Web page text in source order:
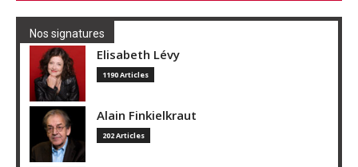
Nos signatures
Elisabeth Lévy
1190 Articles
Alain Finkielkraut
202 Articles